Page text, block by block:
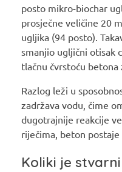
posto mikro-biochar
prosječne veličine 20
ugljika (94 posto).
smanjio ugljični otisak
tlačnu čvrstoću betona
Razlog leži u
zadržava vodu, čime
dugotrajnije reakcije
riječima, beton
Koliki je